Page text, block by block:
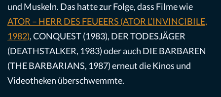
und Muskeln. Das hatte zur Folge, dass Filme wie
ATOR – HERR DES FEUEERS (ATOR L’INVINCIBILE,
1982), CONQUEST (1983), DER TODESJÄGER
(DEATHSTALKER, 1983) oder auch DIE BARBAREN
(THE BARBARIANS, 1987) erneut die Kinos und
Videotheken überschwemmte.